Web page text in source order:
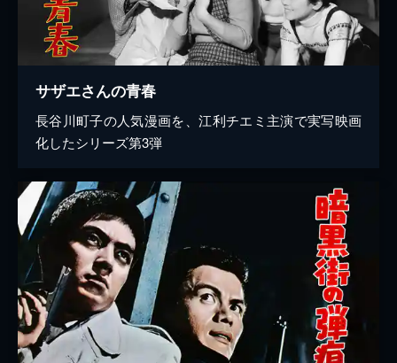
サザエさんの青春
長谷川町子の人気漫画を、江利チエミ主演で実写映画
化したシリーズ第3弾